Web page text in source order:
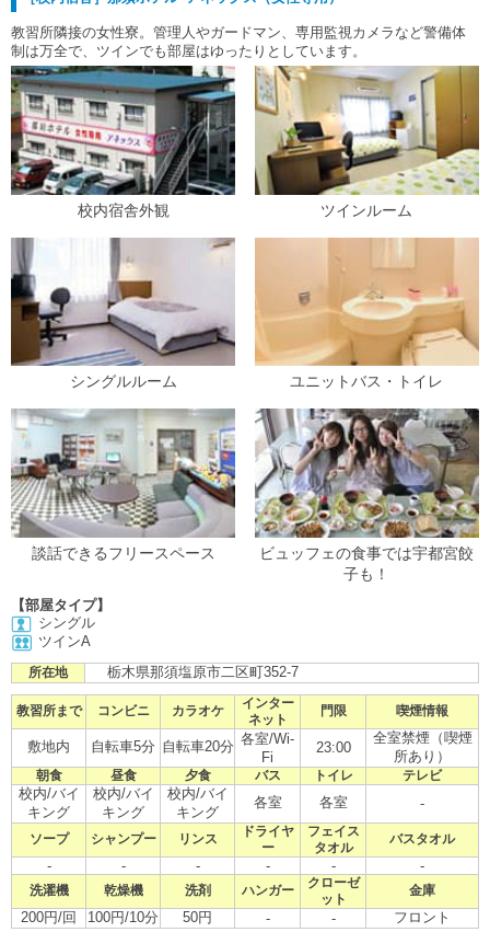
教習所隣接の女性寮。管理人やガードマン、専用監視カメラなど警備体
制は万全で、ツインでも部屋はゆったりとしています。
校内宿舎外観 ツインルーム
シングルルーム ユニットバス・トイレ
談話できるフリースペース
ビュッフェの食事では宇都宮餃
子も！
【部屋タイプ】
シングル
ツインA
所在地 栃木県那須塩原市二区町352-7
教習所まで コンビニ カラオケ
インター
ネット
門限 喫煙情報
敷地内 自転車5分 自転車20分 各室/Wi-
Fi
23:00
全室禁煙（喫煙
所あり）
朝食 昼食 夕食 バス トイレ テレビ
校内/バイ
キング
校内/バイ
キング
校内/バイ
キング
各室 各室 -
ソープ シャンプー リンス
ドライヤ
ー
フェイス
タオル
バスタオル
- - - - - -
洗濯機 乾燥機 洗剤 ハンガー
クローゼ
ット
金庫
200円/回 100円/10分 50円 - - フロント